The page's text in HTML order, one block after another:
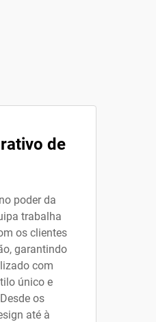
de
poder da
trabalha
os clientes
garantindo
com
único e
os
até à